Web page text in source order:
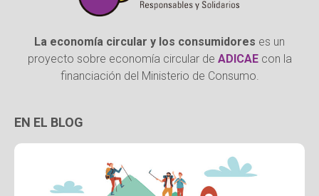
La economía circular y los consumidores es un
proyecto sobre economía circular de ADICAEcon la
financiación del Ministerio de Consumo.
EN EL BLOG